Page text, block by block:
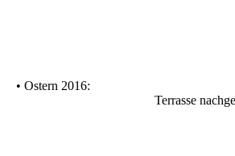
• Ostern 2016:
Terrasse